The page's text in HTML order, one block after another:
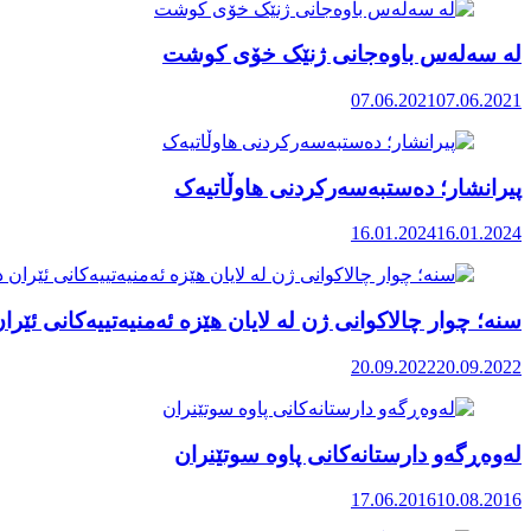
له سەلەس باوەجانی ژنێک خۆی کوشت
07.06.202107.06.2021
پیرانشار؛ دەستبەسەرکردنی هاوڵاتیەک
16.01.202416.01.2024
سنە؛ چوار چالاکوانی ژن لە لایان هێزە ئەمنیەتییەکانی
20.09.202220.09.2022
لەوەڕگەو دارستانەکانی پاوە سوتێنران
17.06.201610.08.2016